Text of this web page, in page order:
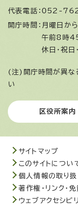
代表電話： 052-
開庁時間： 月曜日か
午前8時
休日・祝日
(注)開庁時間が異な
い
区役所案内
サイトマップ
このサイトについ
個人情報の取り扱
著作権・リンク・
ウェブアクセシビ